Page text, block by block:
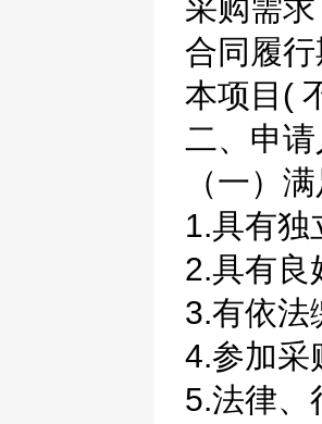
采购需
合同履
本项目(
二、申
（一）
1.具有
2.具有良
3.有依法
4.参加采
5.法律、